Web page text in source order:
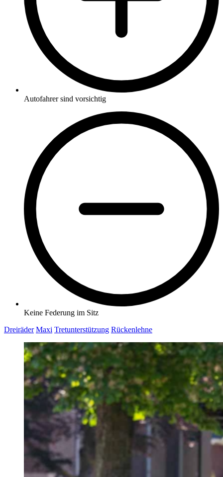
Autofahrer sind vorsichtig
Keine Federung im Sitz
Dreiräder Maxi Tretunterstützung Rückenlehne